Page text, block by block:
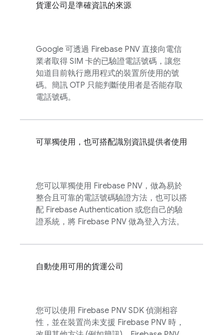
貨運公司是準確資訊的來源
Google 可透過 Firebase PNV 直接向電信
業者取得 SIM 卡的已驗證電話號碼，讓您
知道目前執行應用程式的裝置所使用的號
碼。簡訊 OTP 只能判斷使用者是否能存取
電話號碼。
可單獨使用，也可搭配識別資訊提供者使用
您可以單獨使用 Firebase PNV ，做為易於
整合且可靠的電話號碼驗證方法，也可以搭
配 Firebase Authentication 或您自己的驗
證系統，將 Firebase PNV 做為登入方法。
自動使用可用的貨運公司
您可以使用 Firebase PNV SDK 偵測相容
性，並在裝置尚未支援 Firebase PNV 時，